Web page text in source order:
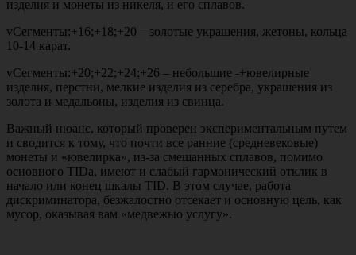
изделия и монеты из никеля, и его сплавов.
vСегменты:+16;+18;+20 – золотые украшения, жетоны, кольца
10-14 карат.
vСегменты:+20;+22;+24;+26 – небольшие -+ювелирные
изделия, перстни, мелкие изделия из серебра, украшения из
золота и медальоны, изделия из свинца.
Важный нюанс, который проверен экспериментальным путем
и сводится к тому, что почти все ранние (средневековые)
монеты и «ювелирка», из-за смешанных сплавов, помимо
основного TIDa, имеют и слабый гармонический отклик в
начало или конец шкалы TID. В этом случае, работа
дискриминатора, безжалостно отсекает и основную цель, как
мусор, оказывая вам «медвежью услугу».